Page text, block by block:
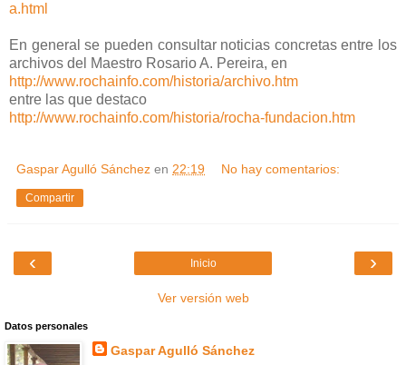
a.html
En general se pueden consultar noticias concretas entre los
archivos del Maestro Rosario A. Pereira, en
http://www.rochainfo.com/historia/archivo.htm
entre las que destaco
http://www.rochainfo.com/historia/rocha-fundacion.htm
Gaspar Agulló Sánchez en 22:19 No hay comentarios:
Compartir
‹ ›
Inicio
Ver versión web
Datos personales
Gaspar Agulló Sánchez